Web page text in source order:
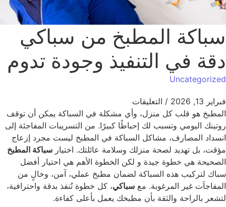
المطبخ من سباكي
في التنفيذ وجودة تدوم
13, 2026
/ التعليقات
هو قلب كل منزل، وأي مشكلة في السباكة يمكن أن توقف
اليومي وتسبب لك إحباطًا كبيرًا. من التسريبات المفاجئة إلى
المصارف، مشاكل السباكة في المطبخ ليست مجرد إزعاج
بل تهديد لصحة منزلك وسلامة عائلتك. اختيارسباكة المطبخ
هي خطوة جيدة و لكن الخطوة الأهم هي احتيار أفضل
لتركيب هذه السباكة لضمان مطبخ عملي، آمن، وخالٍ من
غير المرغوبة. معسباكي، كل خطوة تُنفذ بدقة واحترافية،
بالراحة والثقة بأن مطبخك يعمل بأعلى كفاءة.